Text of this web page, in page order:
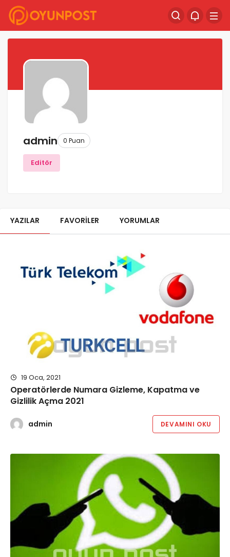
admin 0 Puan
Editör
YAZILAR FAVORILER YORUMLAR
19 Oca, 2021
Operatörlerde Numara Gizleme, Kapatma ve
Gizlilik Açma 2021
admin DEVAMINI OKU